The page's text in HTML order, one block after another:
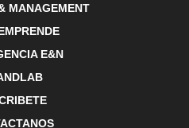
MANAGEMENT
E&N